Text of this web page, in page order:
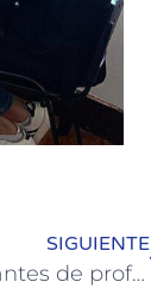
SIGUIENTE
Convocatoria para estudiantes de profesorados: Programa “Educando en Movimiento”